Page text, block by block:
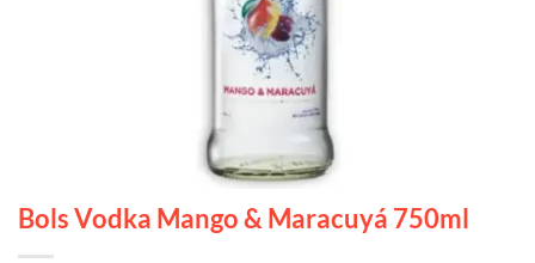
Bols Vodka Mango & Maracuyá 750ml